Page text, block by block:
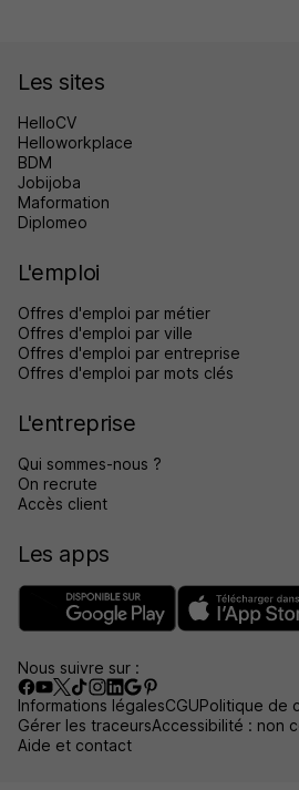
Les sites
HelloCV
Helloworkplace
BDM
Jobijoba
Maformation
Diplomeo
L'emploi
Offres d'emploi par métier
Offres d'emploi par ville
Offres d'emploi par entreprise
Offres d'emploi par mots clés
L'entreprise
Qui sommes-nous ?
On recrute
Accès client
Les apps
Nous suivre sur :
Informations légalesCGUPolitique de
Gérer les traceursAccessibilité : non
Aide et contact